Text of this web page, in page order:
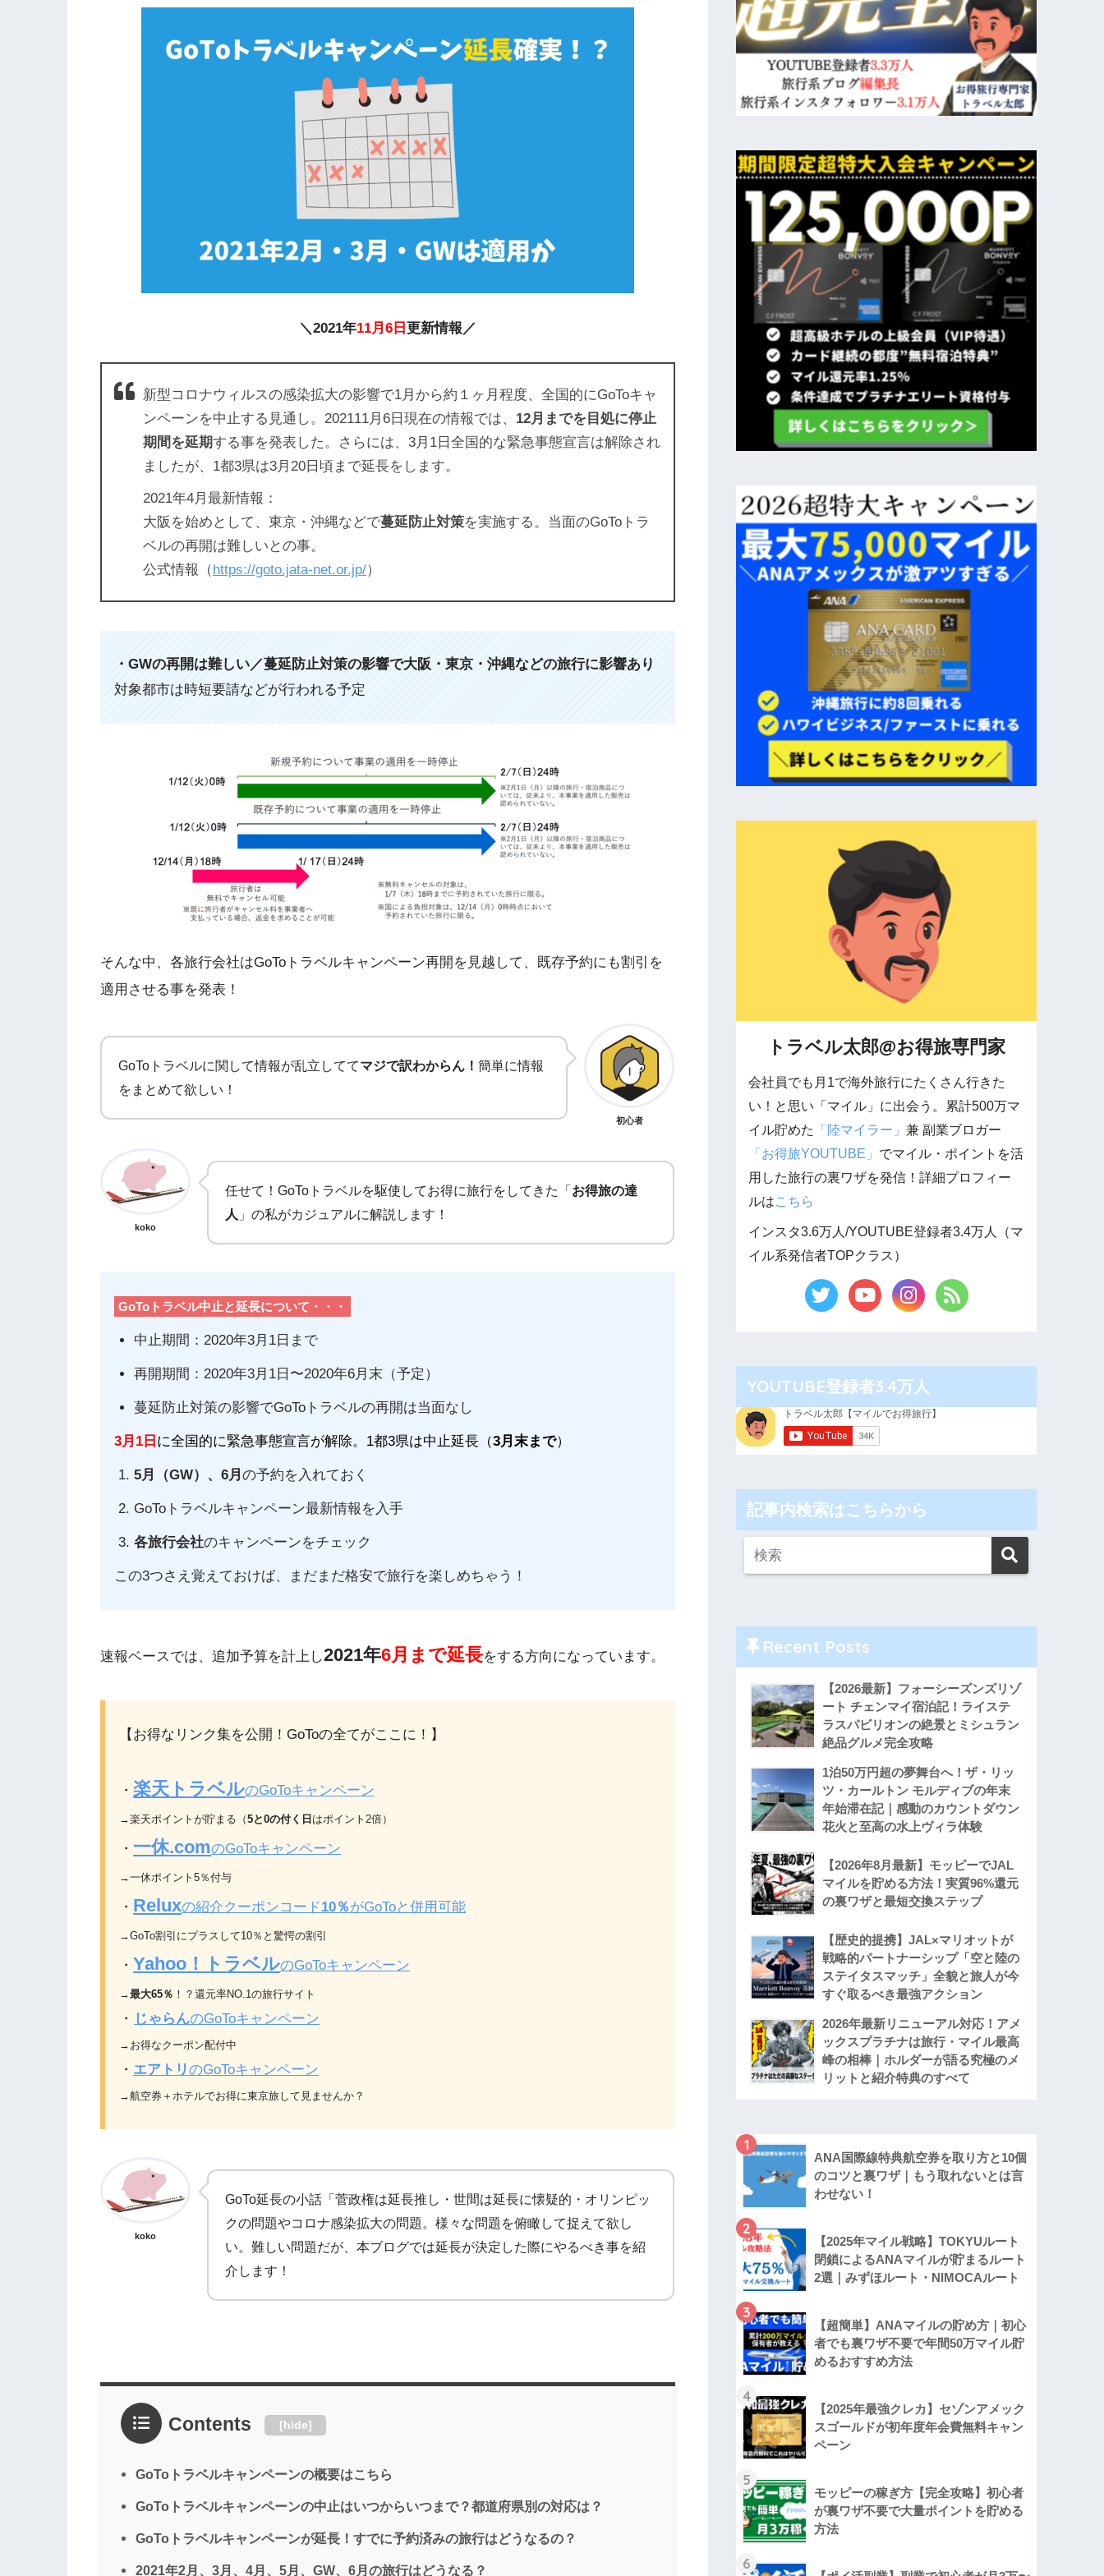
＼2021年11月6日 更新情報／
新型コロナウィルスの感染拡大の影響で1月から約１ヶ月程度、全国的にGoToキャ
ンペーンを中止する見通し。202111月6日現在の情報では、 12月までを目処に停止
期間を延期する事を発表した。さらには、3月1日全国的な緊急事態宣言は解除され
ましたが、1都3県は3月20日頃まで延長をします。
2021年4月最新情報：
大阪を始めとして、東京・沖縄などで蔓延防止対策を実施する。当面のGoToトラ
ベルの再開は難しいとの事。
公式情報（ https://goto.jata-net.or.jp/）
・GWの再開は難しい／蔓延防止対策の影響で大阪・東京・沖縄などの旅行に影響あり
対象都市は時短要請などが行われる予定
そんな中、各旅行会社はGoToトラベルキャンペーン再開を見越して、既存予約にも割引を
適用させる事を発表！
GoToトラベルに関して情報が乱立しててマジで訳わからん！ 簡単に情報
をまとめて欲しい！
初心者
koko
任せて！GoToトラベルを駆使してお得に旅行をしてきた「お得旅の達
人 」の私がカジュアルに解説します！
GoToトラベル中止と延長について・・・
中止期間：2020年3月1日まで
再開期間：2020年3月1日〜2020年6月末（予定）
蔓延防止対策の影響でGoToトラベルの再開は当面なし
3月1日 に全国的に緊急事態宣言が解除。1都3県は中止延長（3月末まで）
5月（GW）、6月の予約を入れておく
GoToトラベルキャンペーン最新情報を入手
各旅行会社のキャンペーンをチェック
この3つさえ覚えておけば、まだまだ格安で旅行を楽しめちゃう！
速報ベースでは、追加予算を計上し2021年6月まで延長をする方向になっています。
【お得なリンク集を公開！GoToの全てがここに！】
・楽天トラベルのGoToキャンペーン
→楽天ポイントが貯まる（5と0の付く日 はポイント 2倍）
・ 一休.comのGoToキャンペーン
→一休ポイント5％付与
・ Reluxの紹介クーポンコード10％がGoToと併用可能
→GoTo割引にプラスして10％と驚愕の割引
・ Yahoo ！トラベルのGoToキャンペーン
→最大65％ ！？還元率NO.1の旅行サイト
・ じゃらんのGoToキャンペーン
→ お得なクーポン配付中
・ エアトリのGoToキャンペーン
→航空券＋ホテルでお得に東京旅して見ませんか？
koko
GoTo延長の小話「菅政権は延長推し・世間は延長に懐疑的・オリンピッ
クの問題やコロナ感染拡大の問題。様々な問題を俯瞰して捉えて欲し
い。難しい問題だが、本ブログでは延長が決定した際にやるべき事を紹
介します！
Contents [hide]
GoToトラベルキャンペーンの概要はこちら
GoToトラベルキャンペーンの中止はいつからいつまで？都道府県別の対応は？
GoToトラベルキャンペーンが延長！すでに予約済みの旅行はどうなるの？
2021年2月、3月、4月、5月、GW、6月の旅行はどうなる？
トラベル太郎@お得旅専門家
会社員でも月1で海外旅行にたくさん行きた
い！と思い「マイル」に出会う。累計500万マ
イル貯めた
「陸マイラー」兼 副業ブロガー
「お得旅YOUTUBE」 でマイル・ポイントを活
用した旅行の裏ワザを発信！詳細プロフィー
ルはこちら
インスタ3.6万人/YOUTUBE登録者3.4万人（マ
イル系発信者TOPクラス）
YOUTUBE登録者3.4万人
記事内検索はこちらから
Recent Posts
【2026最新】フォーシーズンズリゾ
ート チェンマイ宿泊記！ライステ
ラスパビリオンの絶景とミシュラン
絶品グルメ完全攻略
1泊50万円超の夢舞台へ！ザ・リッ
ツ・カールトン モルディブの年末
年始滞在記｜感動のカウントダウン
花火と至高の水上ヴィラ体験
【2026年8月最新】モッピーでJAL
マイルを貯める方法！実質96%還元
の裏ワザと最短交換ステップ
【歴史的提携】JAL×マリオットが
戦略的パートナーシップ「空と陸の
ステイタスマッチ」全貌と旅人が今
すぐ取るべき最強アクション
2026年最新リニューアル対応！アメ
ックスプラチナは旅行・マイル最高
峰の相棒｜ホルダーが語る究極のメ
リットと紹介特典のすべて
1
ANA国際線特典航空券を取り方と10個
のコツと裏ワザ｜もう取れないとは言
わせない！
2
【2025年マイル戦略】TOKYUルート
閉鎖によるANAマイルが貯まるルート
2選｜みずほルート・NIMOCAルート
3
【超簡単】ANAマイルの貯め方｜初心
者でも裏ワザ不要で年間50万マイル貯
めるおすすめ方法
4
【2025年最強クレカ】セゾンアメック
スゴールドが初年度年会費無料キャン
ペーン
5
モッピーの稼ぎ方【完全攻略】初心者
が裏ワザ不要で大量ポイントを貯める
方法
6